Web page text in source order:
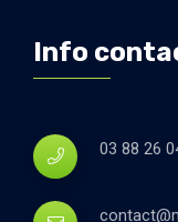
Info
03 88 26